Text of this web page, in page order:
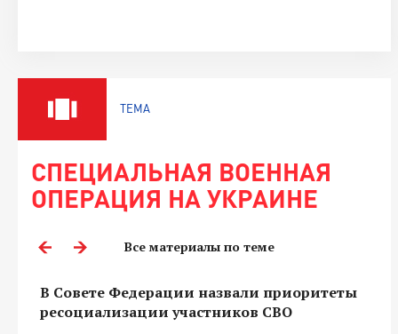
ТЕМА
СПЕЦИАЛЬНАЯ ВОЕННАЯ
ОПЕРАЦИЯ НА УКРАИНЕ
Все материалы по теме
В Совете Федерации назвали приоритеты
ресоциализации участников СВО